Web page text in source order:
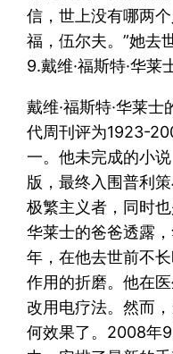
信，世上没有哪两
福，伍尔夫。”她去
9.戴维·福斯特·华
戴维·福斯特·华莱
代周刊评为1923-
一。他未完成的小
版，最终入围普利
极繁主义者，同时也
华莱士的爸爸透露
年，在他去世前不
作用的折磨。他在
改用电疗法。然而
何效果了。2008年